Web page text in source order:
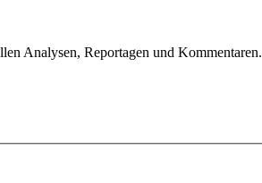
Analysen, Reportagen und Kommentaren.